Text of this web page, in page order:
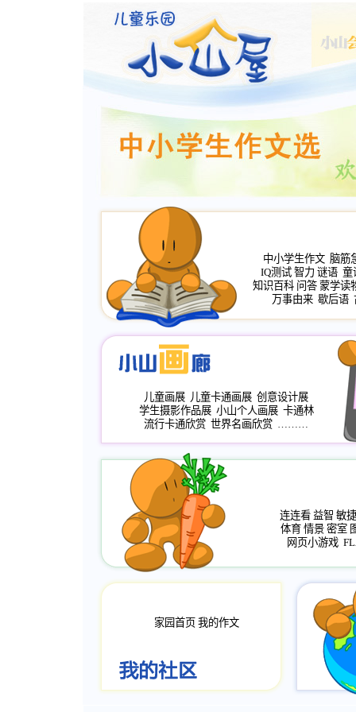
中小学生作文 脑筋
IQ测试 智力 谜语 童
知识百科 问答 蒙学读
万事由来 歇后语
儿童画展 儿童卡通画展 创意设计展
学生摄影作品展 小山个人画展 卡通林
流行卡通欣赏 世界名画欣赏 ………
连连看 益智 敏捷
体育 情景 密室
网页小游戏
家园首页 我的作文